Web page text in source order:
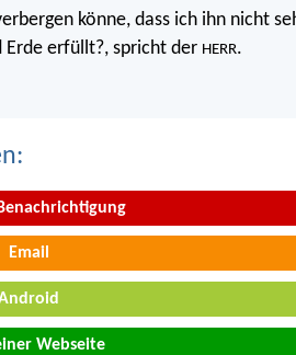
könne, dass ich ihn nicht
Erde erfüllt?, spricht der HERR.
Email
Webseite